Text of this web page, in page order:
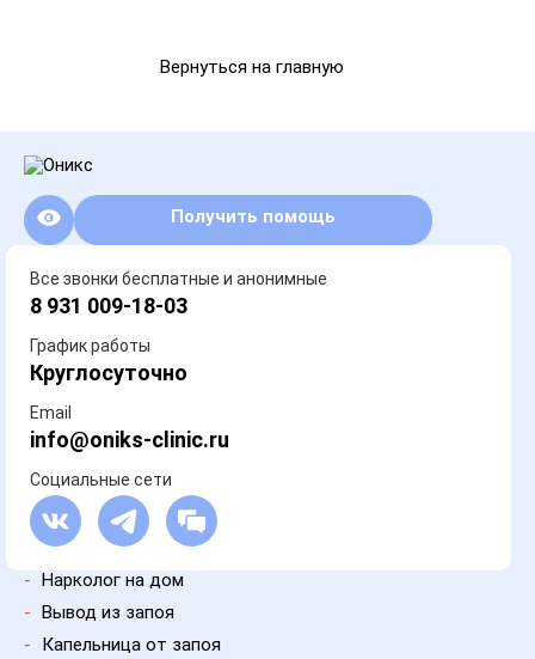
Вернуться на главную
Получить помощь
- Нарколог на дом
- Вывод из запоя
-
Капельница от запоя
Все звонки бесплатные и анонимные
8 931 009-18-03
График работы
Круглосуточно
Email
info@oniks-clinic.ru
Социальные сети